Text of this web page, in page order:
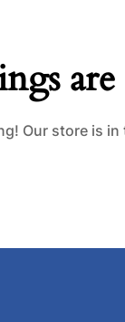
Our store is